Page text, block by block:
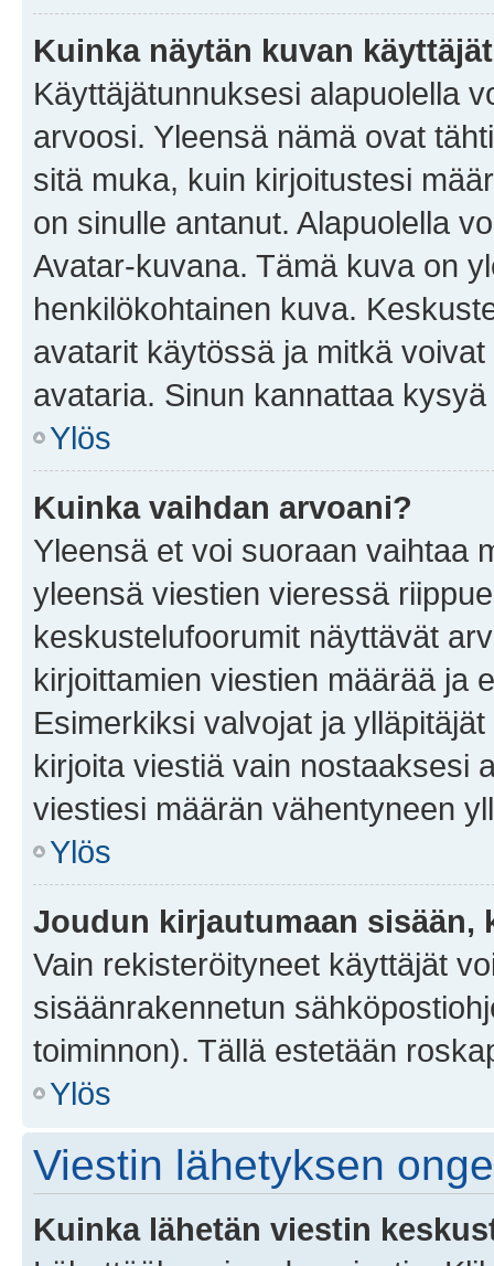
Kuinka näytän kuvan
Käyttäjätunnuksesi alapuolella
arvoosi. Yleensä nämä ovat
sitä muka, kuin kirjoitustesi
on sinulle antanut. Alapuolella
Avatar-kuvana. Tämä kuva on
henkilökohtainen kuva.
avatarit käytössä ja mitkä
avataria. Sinun kannattaa
Ylös
Kuinka vaihdan arvoani?
Yleensä et voi suoraan vaihtaa
yleensä viestien vieressä
keskustelufoorumit näyttävät
kirjoittamien viestien määrää ja
Esimerkiksi valvojat ja
kirjoita viestiä vain nostaaksesi
viestiesi määrän vähentyneen
Ylös
Joudun kirjautumaan sisään,
Vain rekisteröityneet käyttäjät
sisäänrakennetun
toiminnon). Tällä estetään
Ylös
Viestin lähetyksen
Kuinka lähetän viestin